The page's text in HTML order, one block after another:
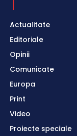
Actualitate
Editoriale
Opinii
Comunicate
Europa
Print
Video
Proiecte speciale